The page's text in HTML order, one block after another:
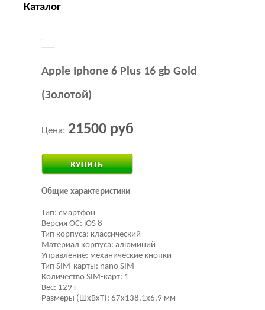
Каталог
Apple Iphone 6 Plus 16 gb Gold
(Золотой)
Цена: 21500 руб
Общие характеристики
Тип: смартфон
Версия ОС: iOS 8
Тип корпуса: классический
Материал корпуса: алюминий
Управление: механические кнопки
Тип SIM-карты: nano SIM
Количество SIM-карт: 1
Вес: 129 г
Размеры (ШxВxТ): 67x138.1x6.9 мм